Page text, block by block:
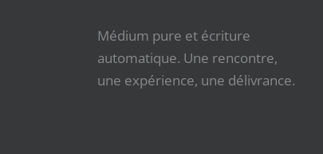
Médium pure et écriture
automatique. Une rencontre,
une expérience, une délivrance.